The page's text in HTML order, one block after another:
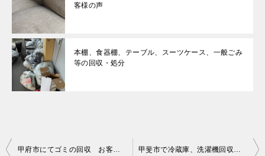
客様の声
本棚、食器棚、テーブル、スーツケース、一般ごみ
等の回収・処分
投
甲府市にてゴミの回収 お客様の声 甲斐市で冷蔵庫、洗濯機回収のお客様